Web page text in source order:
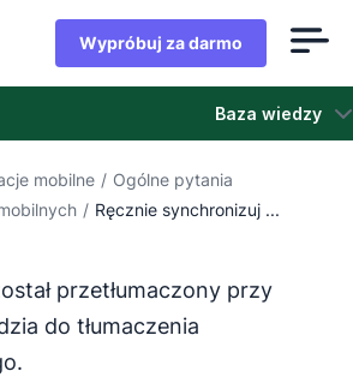
Wypróbuj za darmo
Baza wiedzy
klienta
mobilne / Ogólne pytania
/ Ręcznie synchronizuj ...
z języka
przetłumaczony przy
do tłumaczenia